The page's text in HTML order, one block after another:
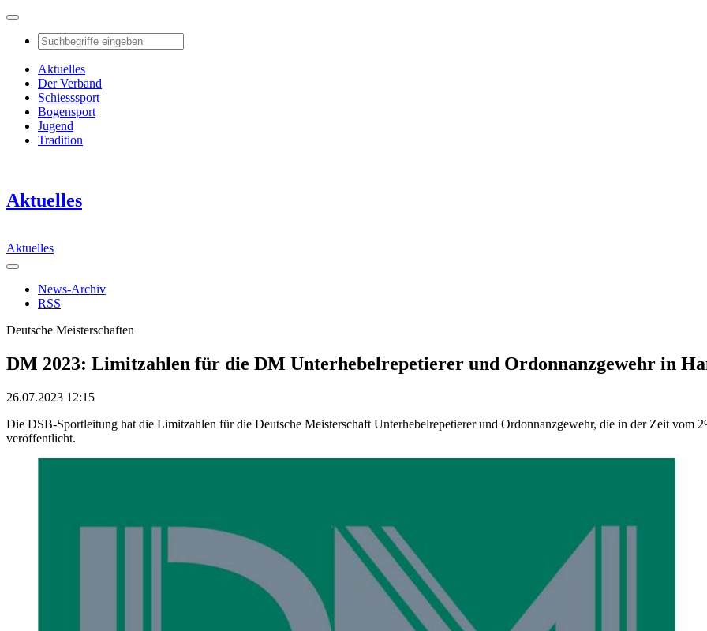
Aktuelles
Der Verband
Schiesssport
Bogensport
Jugend
Tradition
Aktuelles
Aktuelles
News-Archiv
RSS
Deutsche Meisterschaften
DM 2023: Limitzahlen für die DM Unterhebelrepetierer und Ordonnanzgewehr in
26.07.2023 12:15
Die DSB-Sportleitung hat die Limitzahlen für die Deutsche Meisterschaft Unterhebelrepetierer und Ordonnanzgewehr, die in der Zeit vom
veröffentlicht.